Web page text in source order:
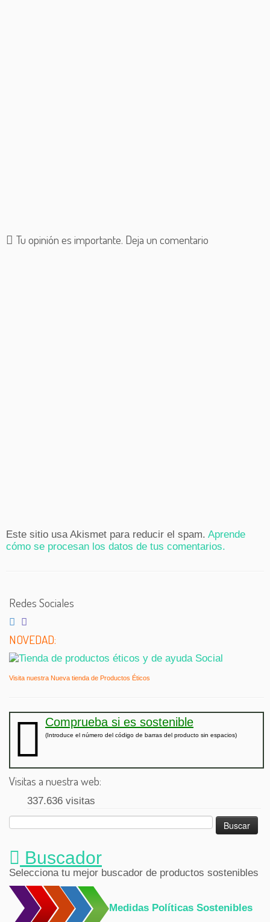
Tu opinión es importante. Deja un comentario
Este sitio usa Akismet para reducir el spam. Aprende
cómo se procesan los datos de tus comentarios.
Redes Sociales
NOVEDAD:
Visita nuestra Nueva tienda de Productos Éticos
Comprueba si es sostenible
(Introduce el número del código de barras del producto sin espacios)
Visitas a nuestra web:
337.636 visitas
Buscador
Selecciona tu mejor buscador de productos sostenibles
Medidas Políticas Sostenibles